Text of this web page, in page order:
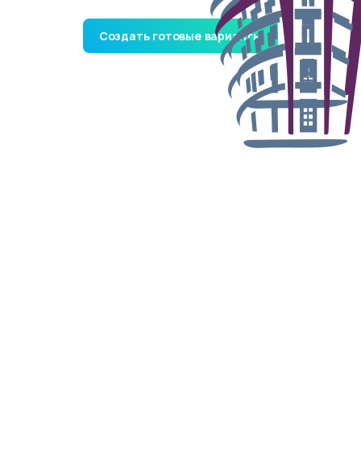
Создать готовые варианты